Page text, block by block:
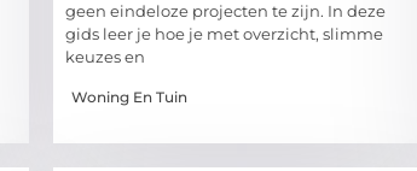
geen eindeloze projecten te zijn. In deze
gids leer je hoe je met overzicht, slimme
keuzes en
Woning En Tuin